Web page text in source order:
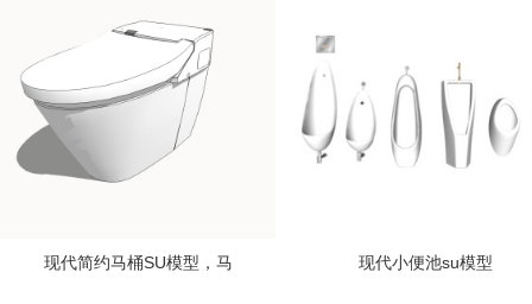
现代简约马桶SU模型，马 现代小便池su模型